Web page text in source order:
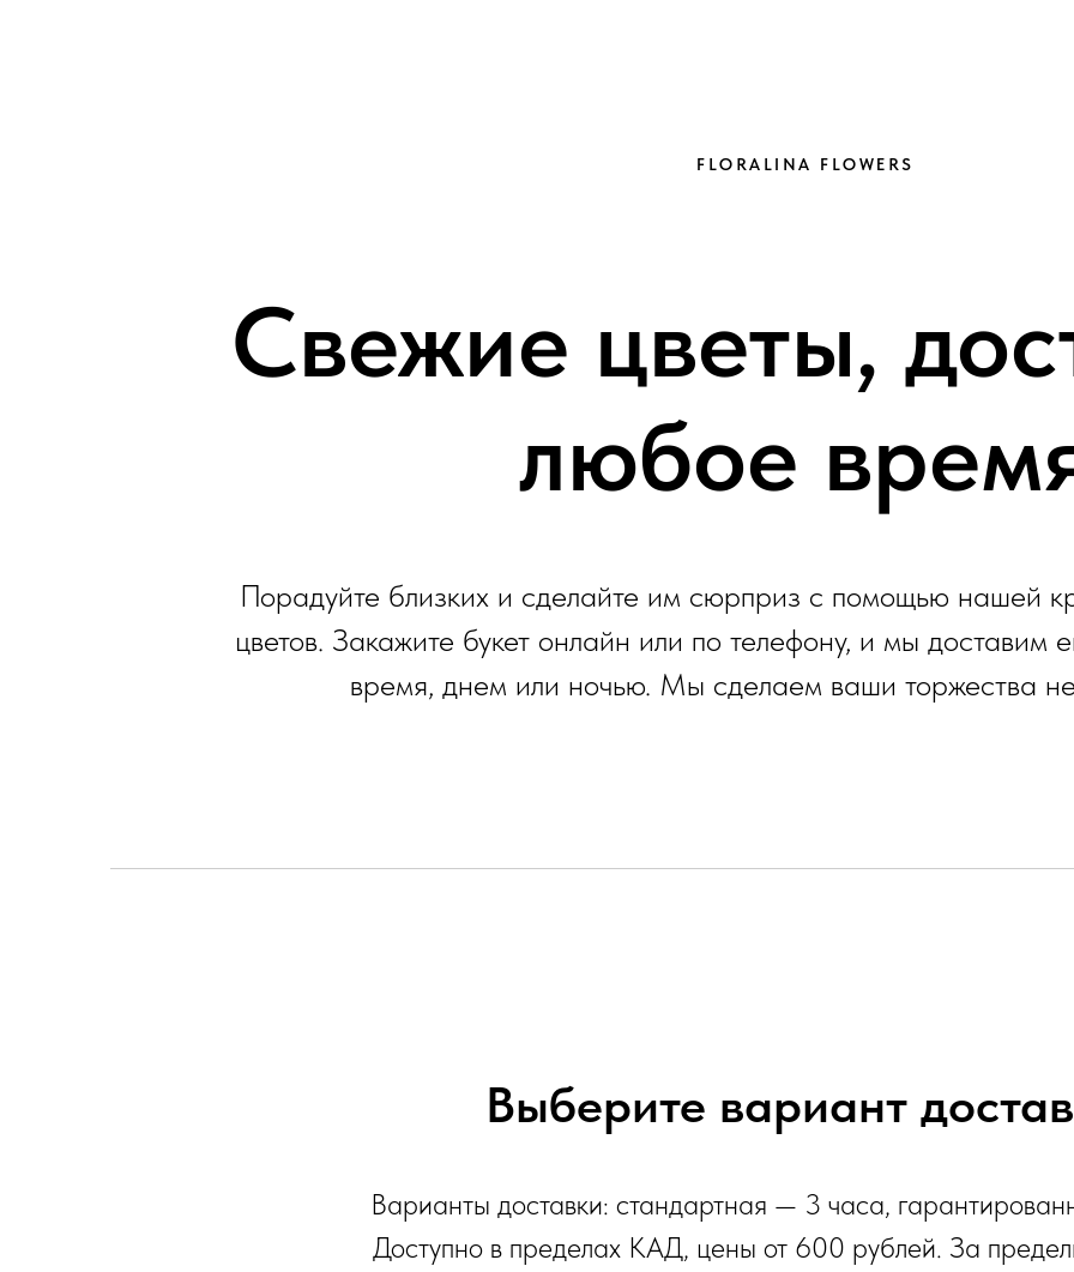
FLORALINA FLOWERS
Свежие цветы,
любое
Порадуйте близких и сделайте им сюрприз с помощью нашей
цветов. Закажите букет онлайн или по телефону, и мы доставим
время, днем или ночью. Мы сделаем ваши торжества
Выберите вариант
Варианты доставки: стандартная — 3 часа,
Доступно в пределах КАД, цены от 600 рублей. За